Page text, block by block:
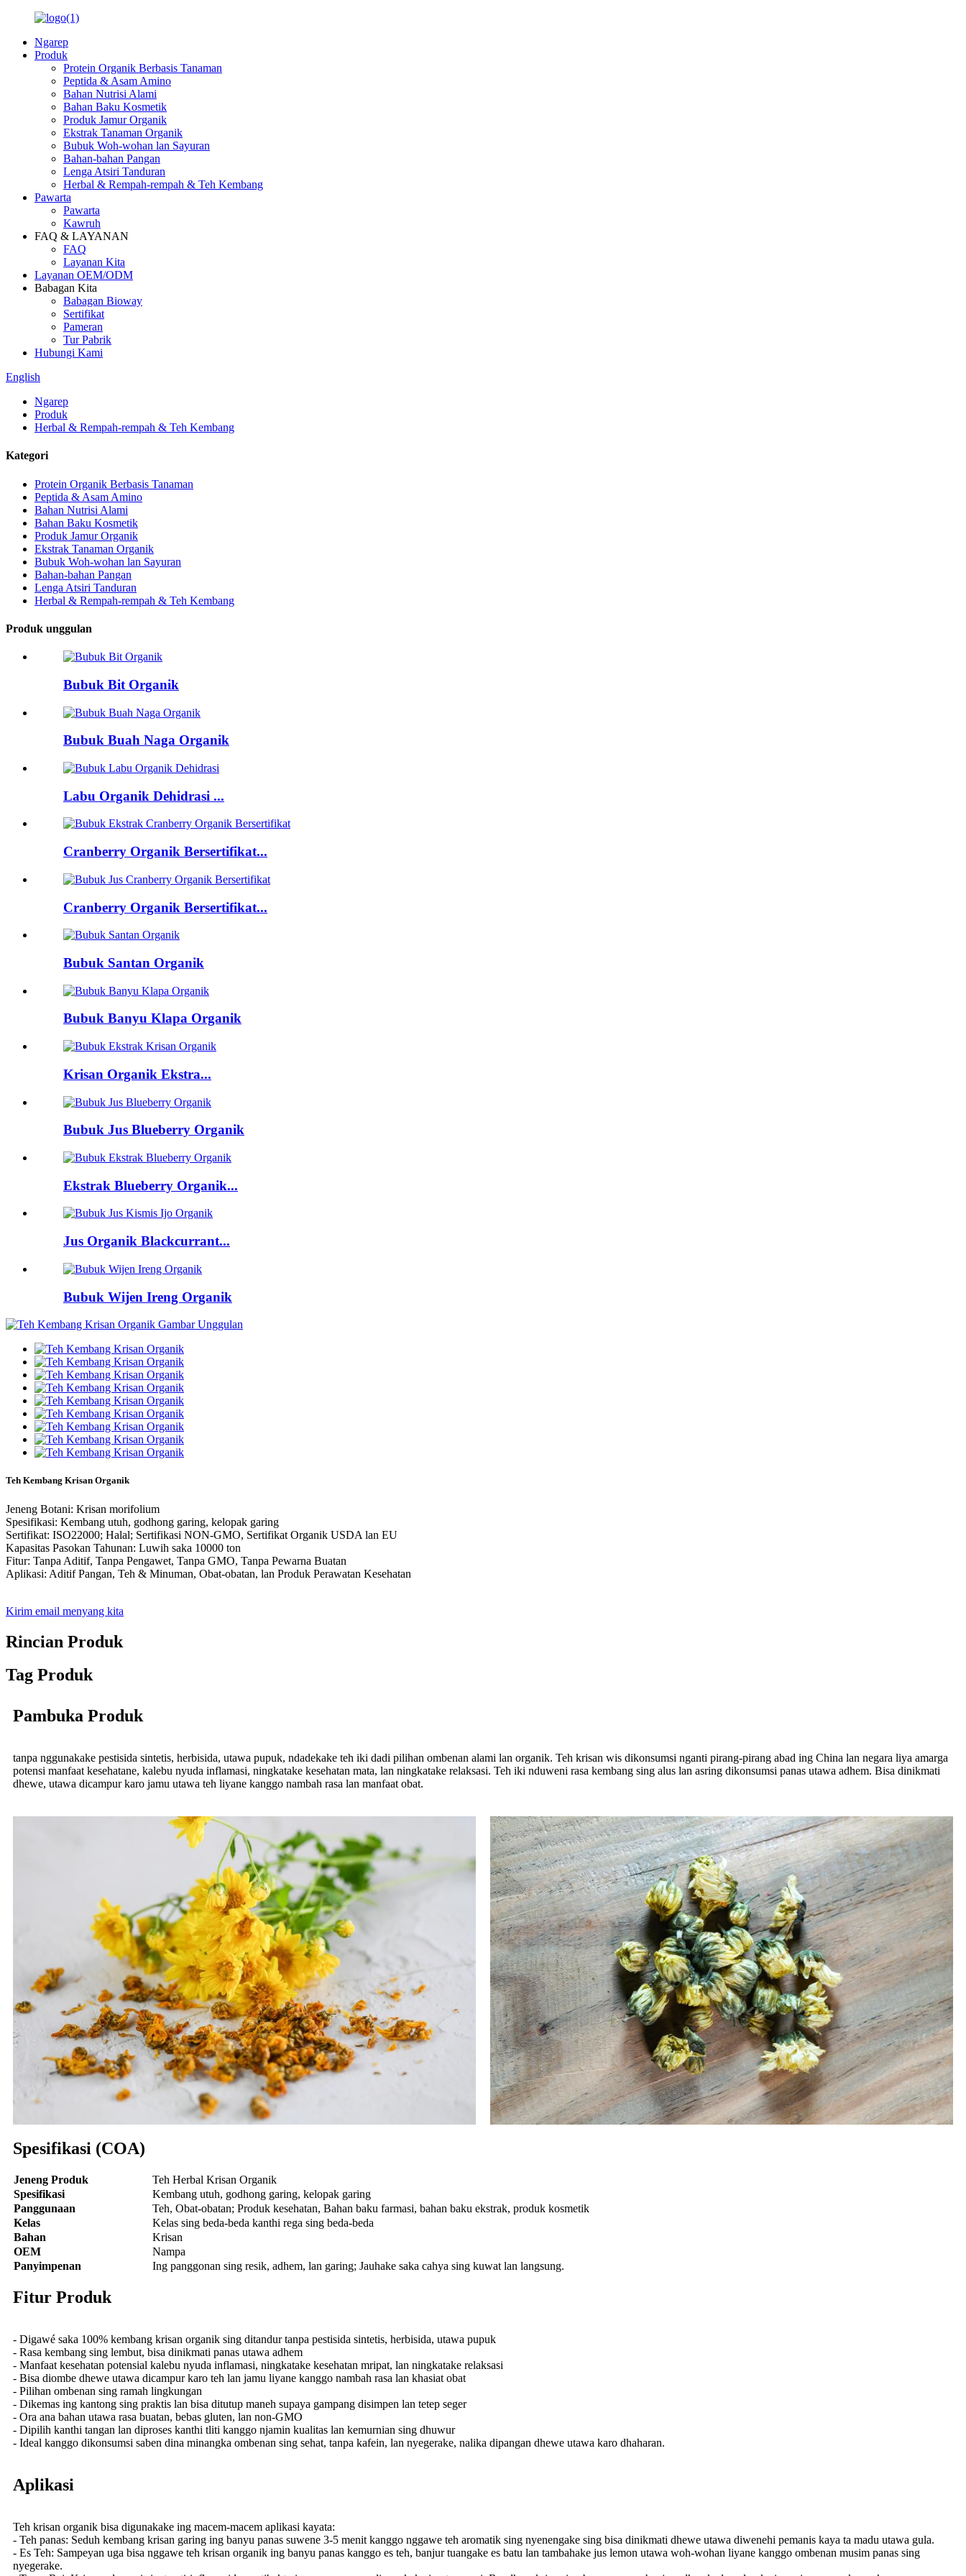
Ngarep
Produk
Protein Organik Berbasis Tanaman
Peptida & Asam Amino
Bahan Nutrisi Alami
Bahan Baku Kosmetik
Produk Jamur Organik
Ekstrak Tanaman Organik
Bubuk Woh-wohan lan Sayuran
Bahan-bahan Pangan
Lenga Atsiri Tanduran
Herbal & Rempah-rempah & Teh Kembang
Pawarta
Pawarta
Kawruh
FAQ & LAYANAN
FAQ
Layanan Kita
Layanan OEM/ODM
Babagan Kita
Babagan Bioway
Sertifikat
Pameran
Tur Pabrik
Hubungi Kami
English
Ngarep
Produk
Herbal & Rempah-rempah & Teh Kembang
Kategori
Protein Organik Berbasis Tanaman
Peptida & Asam Amino
Bahan Nutrisi Alami
Bahan Baku Kosmetik
Produk Jamur Organik
Ekstrak Tanaman Organik
Bubuk Woh-wohan lan Sayuran
Bahan-bahan Pangan
Lenga Atsiri Tanduran
Herbal & Rempah-rempah & Teh Kembang
Produk unggulan
Bubuk Bit Organik
Bubuk Buah Naga Organik
Labu Organik Dehidrasi ...
Cranberry Organik Bersertifikat...
Cranberry Organik Bersertifikat...
Bubuk Santan Organik
Bubuk Banyu Klapa Organik
Krisan Organik Ekstra...
Bubuk Jus Blueberry Organik
Ekstrak Blueberry Organik...
Jus Organik Blackcurrant...
Bubuk Wijen Ireng Organik
Teh Kembang Krisan Organik
Jeneng Botani: Krisan morifolium
Spesifikasi: Kembang utuh, godhong garing, kelopak garing
Sertifikat: ISO22000; Halal; Sertifikasi NON-GMO, Sertifikat Organik USDA lan EU
Kapasitas Pasokan Tahunan: Luwih saka 10000 ton
Fitur: Tanpa Aditif, Tanpa Pengawet, Tanpa GMO, Tanpa Pewarna Buatan
Aplikasi: Aditif Pangan, Teh & Minuman, Obat-obatan, lan Produk Perawatan Kesehatan
Kirim email menyang kita
Rincian Produk
Tag Produk
Pambuka Produk
tanpa nggunakake pestisida sintetis, herbisida, utawa pupuk, ndadekake teh iki dadi pilihan ombenan alami lan organik. Teh krisan wis dikonsumsi nganti pirang-pirang abad ing China lan negara liya amarga
potensi manfaat kesehatane, kalebu nyuda inflamasi, ningkatake kesehatan mata, lan ningkatake relaksasi. Teh iki nduweni rasa kembang sing alus lan asring dikonsumsi panas utawa adhem. Bisa dinikmati
dhewe, utawa dicampur karo jamu utawa teh liyane kanggo nambah rasa lan manfaat obat.
Spesifikasi (COA)
Jeneng Produk
Teh Herbal Krisan Organik
Spesifikasi
Kembang utuh, godhong garing, kelopak garing
Panggunaan
Teh, Obat-obatan; Produk kesehatan, Bahan baku farmasi, bahan baku ekstrak, produk kosmetik
Kelas
Kelas sing beda-beda kanthi rega sing beda-beda
Bahan
Krisan
OEM
Nampa
Panyimpenan
Ing panggonan sing resik, adhem, lan garing; Jauhake saka cahya sing kuwat lan langsung.
Fitur Produk
- Digawé saka 100% kembang krisan organik sing ditandur tanpa pestisida sintetis, herbisida, utawa pupuk
- Rasa kembang sing lembut, bisa dinikmati panas utawa adhem
- Manfaat kesehatan potensial kalebu nyuda inflamasi, ningkatake kesehatan mripat, lan ningkatake relaksasi
- Bisa diombe dhewe utawa dicampur karo teh lan jamu liyane kanggo nambah rasa lan khasiat obat
- Pilihan ombenan sing ramah lingkungan
- Dikemas ing kantong sing praktis lan bisa ditutup maneh supaya gampang disimpen lan tetep seger
- Ora ana bahan utawa rasa buatan, bebas gluten, lan non-GMO
- Dipilih kanthi tangan lan diproses kanthi tliti kanggo njamin kualitas lan kemurnian sing dhuwur
- Ideal kanggo dikonsumsi saben dina minangka ombenan sing sehat, tanpa kafein, lan nyegerake, nalika dipangan dhewe utawa karo dhaharan.
Aplikasi
Teh krisan organik bisa digunakake ing macem-macem aplikasi kayata:
- Teh panas: Seduh kembang krisan garing ing banyu panas suwene 3-5 menit kanggo nggawe teh aromatik sing nyenengake sing bisa dinikmati dhewe utawa diwenehi pemanis kaya ta madu utawa gula.
- Es Teh: Sampeyan uga bisa nggawe teh krisan organik ing banyu panas kanggo es teh, banjur tuangake es batu lan tambahake jus lemon utawa woh-wohan liyane kanggo ombenan musim panas sing
nyegerake.